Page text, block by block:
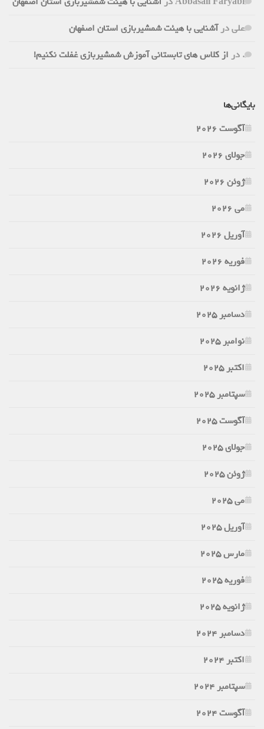
علیدرآشنایی با هیئت شمشیربازی استان اصفهان
. در از کلاس های تابستانی آموزش شمشیربازی غفلت نکنیم!
بایگانی‌ها
آگوست 2026
جولای 2026
ژوئن 2026
می 2026
آوریل 2026
فوریه 2026
ژانویه 2026
دسامبر 2025
نوامبر 2025
اکتبر 2025
سپتامبر 2025
آگوست 2025
جولای 2025
ژوئن 2025
می 2025
آوریل 2025
مارس 2025
فوریه 2025
ژانویه 2025
دسامبر 2024
اکتبر 2024
سپتامبر 2024
آگوست 2024